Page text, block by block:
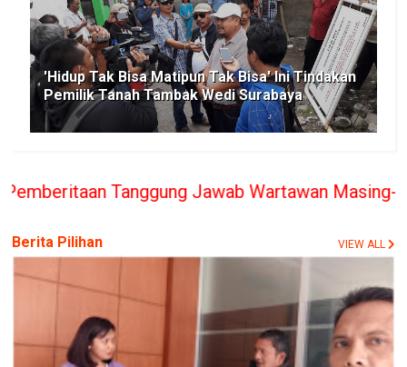
'Hidup Tak Bisa Matipun Tak Bisa' Ini Tindakan
Pemilik Tanah Tambak Wedi Surabaya
Jawab Wartawan Masing-masing, PT.
Berita Pilihan VIEW ALL